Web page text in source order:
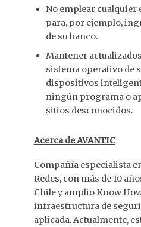
No emplear
para, por ejemplo,
de su banco.
Mantener
sistema operativo de
dispositivos
ningún programa o
sitios desconocidos.
Acerca de AVANTIC
Compañía especialista
Redes, con más de 10
Chile y amplio Know
infraestructura de
aplicada. Actualmente,